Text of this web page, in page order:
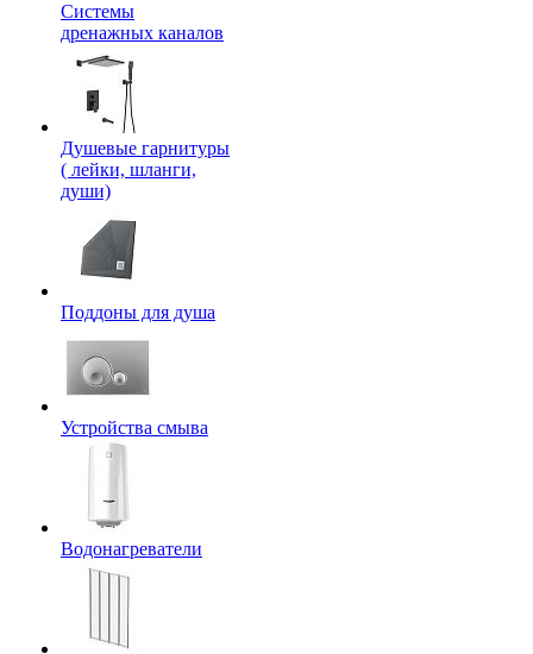
Системы
дренажных каналов
Душевые гарнитуры
( лейки, шланги,
души)
Поддоны для душа
Устройства смыва
Водонагреватели